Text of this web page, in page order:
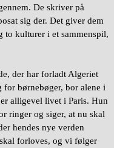
De skriver på
sig der. Det giver dem
to kulturer i et sammenspil,
der har forladt Algeriet
for børnebøger, bor alene i
alligevel livet i Paris. Hun
ringer og siger, at nu skal
hendes nye verden
forloves, og vi følger